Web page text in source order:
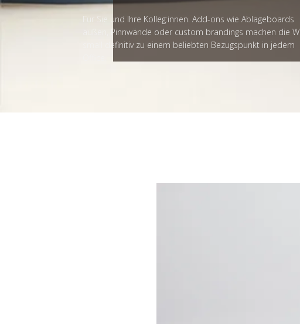
Für Sie und Ihre Kolleg:innen. Add-ons wie Ablageboards
außen, Pinnwände oder custom brandings machen die
small definitiv zu einem beliebten Bezugspunkt in jedem